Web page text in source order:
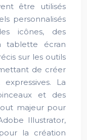
être utilisés
personnalisés
icônes, des
tablette écran
sur les outils
de créer
La
et des
majeur pour
Illustrator,
la création